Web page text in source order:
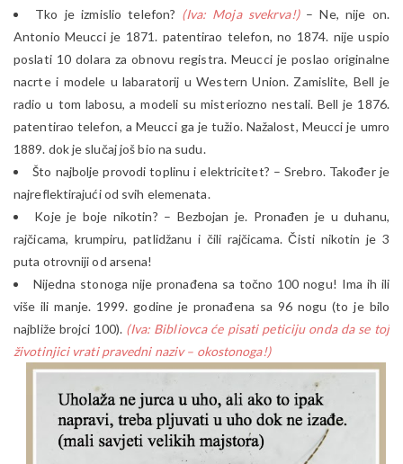
Tko je izmislio telefon? (Iva: Moja svekrva!)– Ne, nije on.
Antonio Meucci je 1871. patentirao telefon, no 1874. nije uspio
poslati 10 dolara za obnovu registra. Meucci je poslao originalne
nacrte i modele u labaratorij u Western Union. Zamislite, Bell je
radio u tom labosu, a modeli su misteriozno nestali. Bell je 1876.
patentirao telefon, a Meucci ga je tužio. Nažalost, Meucci je umro
1889. dok je slučaj još bio na sudu.
Što najbolje provodi toplinu i elektricitet? – Srebro. Također je
najreflektirajući od svih elemenata.
Koje je boje nikotin? – Bezbojan je. Pronađen je u duhanu,
rajčicama, krumpiru, patlidžanu i čili rajčicama. Čisti nikotin je 3
puta otrovniji od arsena!
Nijedna stonoga nije pronađena sa točno 100 nogu! Ima ih ili
više ili manje. 1999. godine je pronađena sa 96 nogu (to je bilo
najbliže brojci 100). (Iva: Bibliovca će pisati peticiju onda da se toj
životinjici vrati pravedni naziv – okostonoga!)